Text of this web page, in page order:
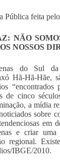
Pública feita
NÃO
NOSSOS
do Sul da
Hã-Hã-Hãe,
“encontrados
de cinco
a mídia
sobre
em
e criar uma
regional.
IBGE/2010.